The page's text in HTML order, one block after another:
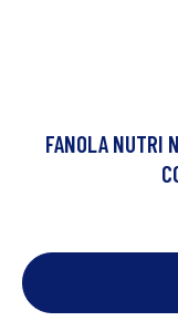
FANOLA NUTRI